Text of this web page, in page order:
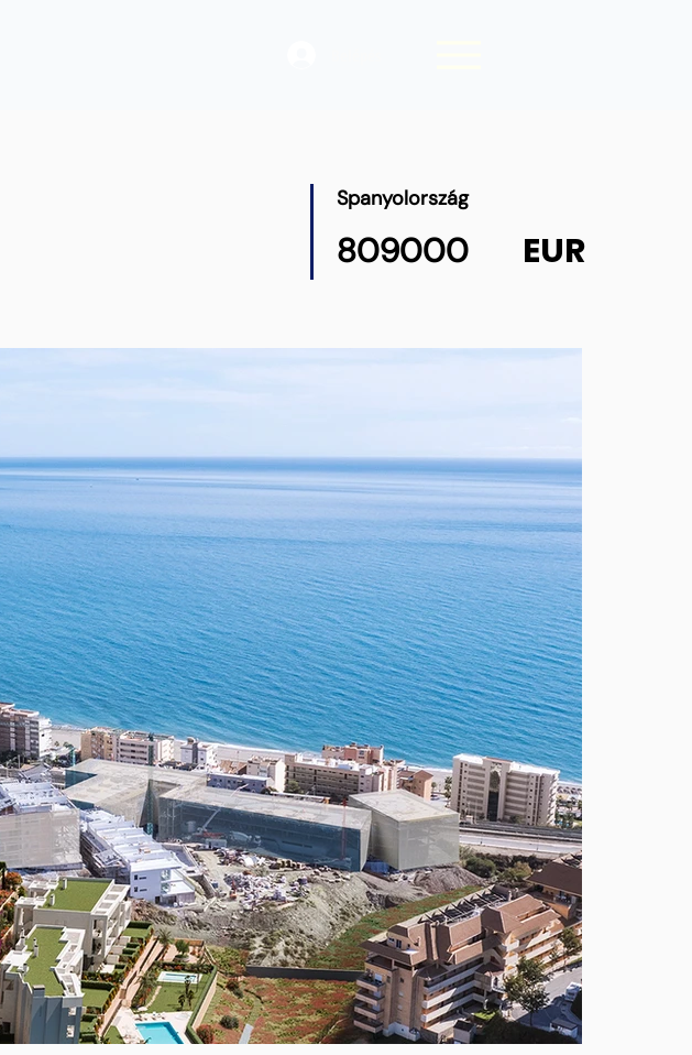
Spanyolország
809000 EUR